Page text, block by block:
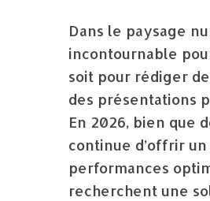
Dans le paysage
incontournable
soit pour rédiger
des présentations
En 2026, bien que
continue d’offrir
performances
recherchent une